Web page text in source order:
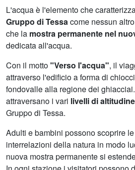
L'acqua è l'elemento che
Gruppo di Tessacome nessun
che la mostra permanente nel
dedicata all'acqua.
Con il motto"Verso l'acqua", il
attraverso l'edificio a forma di
fondovalle alla regione dei
attraversano i vari livelli di altitudine
Gruppo di Tessa.
Adulti e bambini possono scoprire
interrelazioni della natura in modo
nuova mostra permanente si